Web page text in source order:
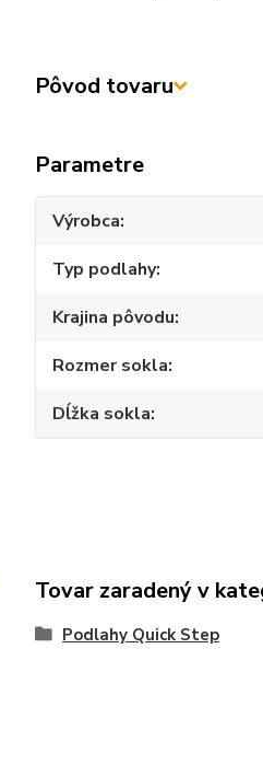
Pôvod tovaru
Parametre
Výrobca
Typ podlahy
Krajina pôvodu
Rozmer sokla
Dĺžka sokla
Tovar zaradený v
Podlahy Quick Step